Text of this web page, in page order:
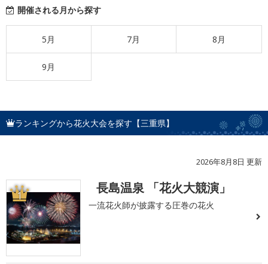
開催される月から探す
5月 7月 8月
9月
ランキングから花火大会を探す【三重県】
2026年8月8日 更新
1 長島温泉 「花火大競演」
一流花火師が披露する圧巻の花火